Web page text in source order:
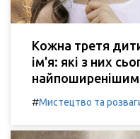
Кожна третя
ім'я: які з них
#Мистецтво та